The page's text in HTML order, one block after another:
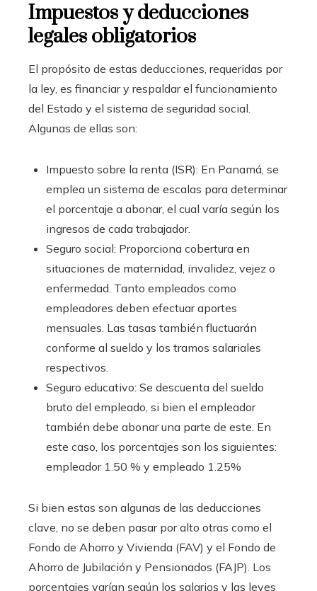
Impuestos y deducciones
legales obligatorios
El propósito de estas deducciones, requeridas por
la ley, es financiar y respaldar el funcionamiento
del Estado y el sistema de seguridad social.
Algunas de ellas son:
Impuesto sobre la renta (ISR): En Panamá, se
emplea un sistema de escalas para determinar
el porcentaje a abonar, el cual varía según los
ingresos de cada trabajador.
Seguro social: Proporciona cobertura en
situaciones de maternidad, invalidez, vejez o
enfermedad. Tanto empleados como
empleadores deben efectuar aportes
mensuales. Las tasas también fluctuarán
conforme al sueldo y los tramos salariales
respectivos.
Seguro educativo: Se descuenta del sueldo
bruto del empleado, si bien el empleador
también debe abonar una parte de este. En
este caso, los porcentajes son los siguientes:
empleador 1.50 % y empleado 1.25%
Si bien estas son algunas de las deducciones
clave, no se deben pasar por alto otras como el
Fondo de Ahorro y Vivienda (FAV) y el Fondo de
Ahorro de Jubilación y Pensionados (FAJP). Los
porcentajes varían según los salarios y las leyes